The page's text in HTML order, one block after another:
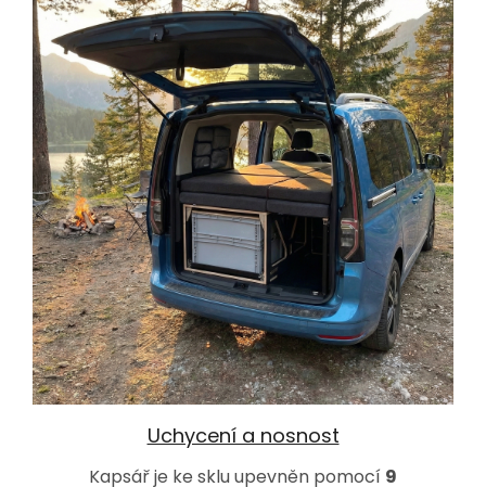
Uchycení a nosnost
Kapsář je ke sklu upevněn pomocí 9